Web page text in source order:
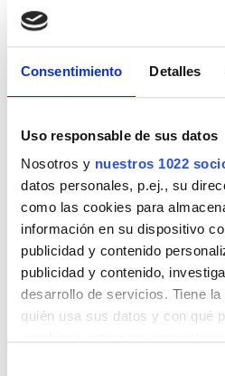
Consentimiento Detalles
Uso responsable de sus datos
Nosotros y nuestros 1022
datos personales, p.ej., su
como las cookies para
información en su dispositivo
publicidad y contenido
publicidad y contenido,
desarrollo de servicios. Tiene
quién usa sus datos y con qué
Martes
Miércoles
Viernes
Sábado
Domingo